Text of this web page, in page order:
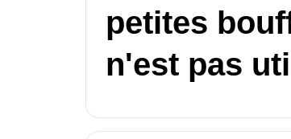
petites
n'est pas